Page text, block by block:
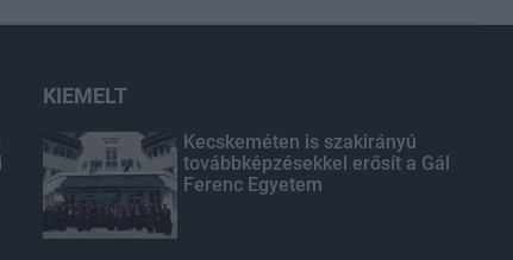
KIEMELT
Kecskeméten is szakirányú
továbbképzésekkel erősít a Gál
Ferenc Egyetem